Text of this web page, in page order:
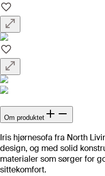
Om produktet
Iris hjørnesofa fra North
design, og med solid
materialer som sørger for
sittekomfort.